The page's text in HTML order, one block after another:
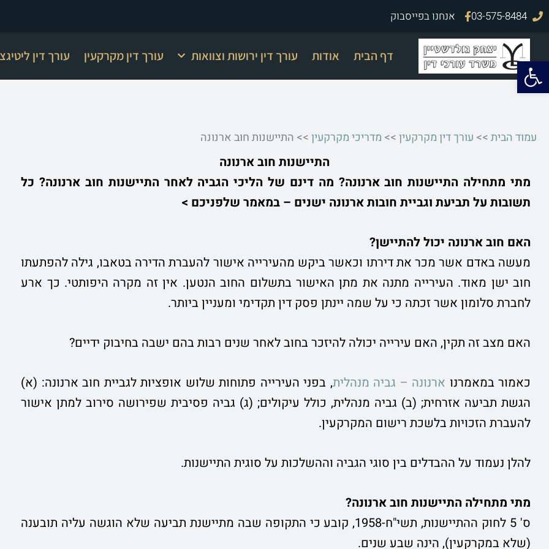
פתח סרגל נגישות
דילוג03-575-8484 אנחנו בפייסבוק
דף הבית אודות עורך דין ירושות וצוואות עורך דין מקרקעין עורך דין
עמוד הבית>> עורך דין מקרקעין>> מדריכי מקרקעין>> התיישנות חוב ארנונה
התיישנות חוב ארנונה
מתי מתחילה התיישנות חוב ארנונה? מה דינם של הליכי הגביה לאחר התיישנות חוב ארנונה? כל
תשובות על תביעת וגביית חובות ארנונה ישנים – במאמר שלפניכם >
האם חוב ארנונה יכול להתיישן?
מעשה באדם אשר מכר את דירתו וכאשר ביקש מהעירייה אישור להעברת הדירה בטאבו, גילה להפתעתו
חוב ישן מאוד. העירייה מתנה את מתן האישור בתשלום החוב הנטען. אין זה מקרה היפותטי. כך ארע
לחברת סלומון אשר זכתה כי על שמה יינתן פסק דין תקדימי ומעניין ביותר.
האם מצב זה תקין, האם עירייה יכולה להיזכר בחוב לאחר שנים רבות בהם ישבה בחיבוק ידיים?
כאמור במאמרנו ארנונה – גביה מנהלית, בפני העירייה פתוחות שלוש אופציות לגביית חוב ארנונה: (א)
הגשת תביעה אזרחית; (ב) גביה מנהלית, כולל עיקולים; (ג) גביה פסיבית שפירושה סירוב למתן אישור
להעברת הזכויות בלשכת רישום המקרקעין.
להלן נעמוד על ההבדלים בין סוגי הגביה וההשלכות על סוגית התיישנות.
מתי מתחילה התיישנות חוב ארנונה?
ס' 5 לחוק ההתיישנות, תשי"ח-1958, קובע כי התקופה שבה מתיישנת תביעה שלא הוגשה עליה תובענה
(שלא במקרקעין), הינה שבע שנים.